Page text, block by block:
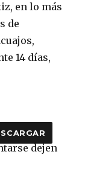
en lo más
de
14 días,
dejen